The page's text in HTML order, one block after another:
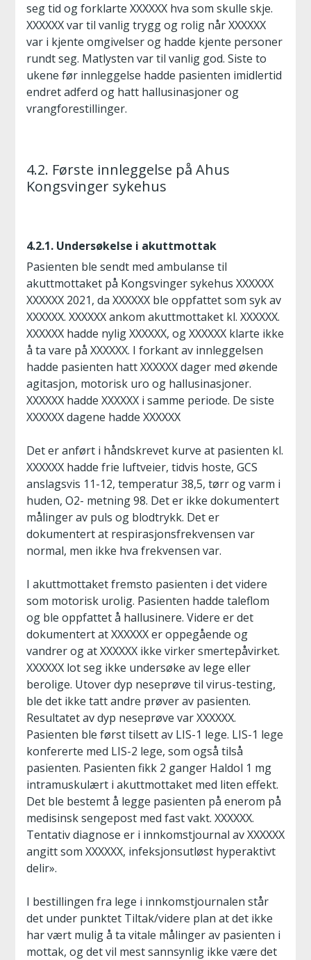
seg tid og forklarte XXXXXX hva som skulle skje.
XXXXXX var til vanlig trygg og rolig når XXXXXX
var i kjente omgivelser og hadde kjente personer
rundt seg. Matlysten var til vanlig god. Siste to
ukene før innleggelse hadde pasienten imidlertid
endret adferd og hatt hallusinasjoner og
vrangforestillinger.
4.2. Første innleggelse på Ahus
Kongsvinger sykehus
4.2.1. Undersøkelse i akuttmottak
Pasienten ble sendt med ambulanse til
akuttmottaket på Kongsvinger sykehus XXXXXX
XXXXXX 2021, da XXXXXX ble oppfattet som syk av
XXXXXX. XXXXXX ankom akuttmottaket kl. XXXXXX.
XXXXXX hadde nylig XXXXXX, og XXXXXX klarte ikke
å ta vare på XXXXXX. I forkant av innleggelsen
hadde pasienten hatt XXXXXX dager med økende
agitasjon, motorisk uro og hallusinasjoner.
XXXXXX hadde XXXXXX i samme periode. De siste
XXXXXX dagene hadde XXXXXX
Det er anført i håndskrevet kurve at pasienten kl.
XXXXXX hadde frie luftveier, tidvis hoste, GCS
anslagsvis 11-12, temperatur 38,5, tørr og varm i
huden, O2- metning 98. Det er ikke dokumentert
målinger av puls og blodtrykk. Det er
dokumentert at respirasjonsfrekvensen var
normal, men ikke hva frekvensen var.
I akuttmottaket fremsto pasienten i det videre
som motorisk urolig. Pasienten hadde taleflom
og ble oppfattet å hallusinere. Videre er det
dokumentert at XXXXXX er oppegående og
vandrer og at XXXXXX ikke virker smertepåvirket.
XXXXXX lot seg ikke undersøke av lege eller
berolige. Utover dyp neseprøve til virus-testing,
ble det ikke tatt andre prøver av pasienten.
Resultatet av dyp neseprøve var XXXXXX.
Pasienten ble først tilsett av LIS-1 lege. LIS-1 lege
konfererte med LIS-2 lege, som også tilså
pasienten. Pasienten fikk 2 ganger Haldol 1 mg
intramuskulært i akuttmottaket med liten effekt.
Det ble bestemt å legge pasienten på enerom på
medisinsk sengepost med fast vakt. XXXXXX.
Tentativ diagnose er i innkomstjournal av XXXXXX
angitt som XXXXXX, infeksjonsutløst hyperaktivt
delir».
I bestillingen fra lege i innkomstjournalen står
det under punktet Tiltak/videre plan at det ikke
har vært mulig å ta vitale målinger av pasienten i
mottak, og det vil mest sannsynlig ikke være det